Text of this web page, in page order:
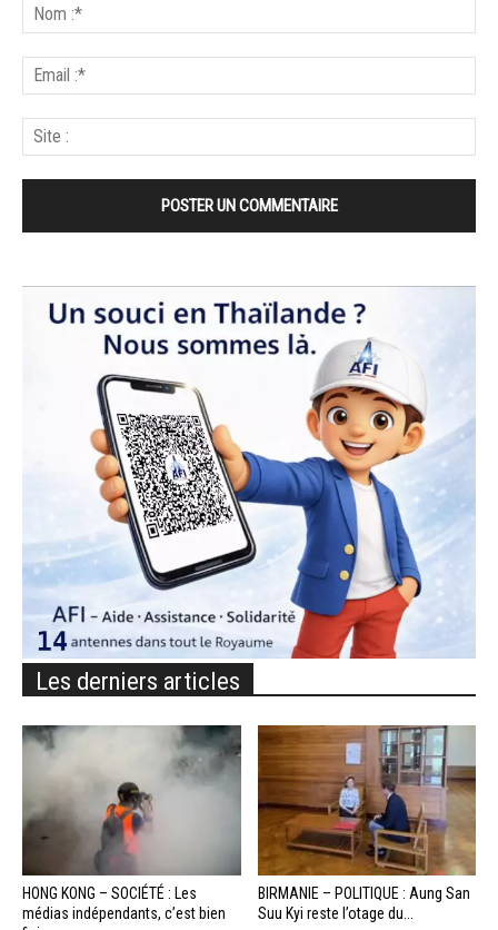
Les derniers articles
HONG KONG – SOCIÉTÉ : Les
médias indépendants, c’est bien
BIRMANIE – POLITIQUE : Aung San
Suu Kyi reste l’otage du...